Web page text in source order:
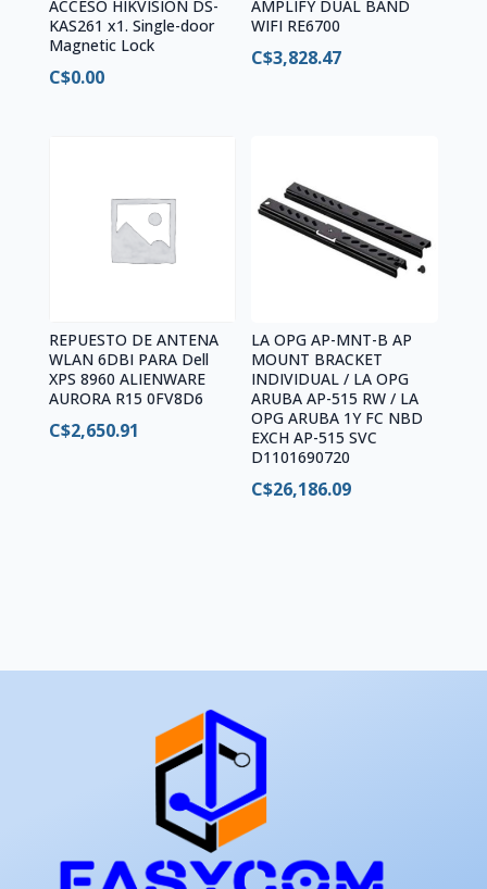
ACCESO HIKVISION DS-
KAS261 x1. Single-door
Magnetic Lock
C$0.00
AMPLIFY DUAL BAND
WIFI RE6700
C$3,828.47
REPUESTO DE ANTENA
WLAN 6DBI PARA Dell
XPS 8960 ALIENWARE
AURORA R15 0FV8D6
C$2,650.91
LA OPG AP-MNT-B AP
MOUNT BRACKET
INDIVIDUAL / LA OPG
ARUBA AP-515 RW / LA
OPG ARUBA 1Y FC NBD
EXCH AP-515 SVC
D1101690720
C$26,186.09